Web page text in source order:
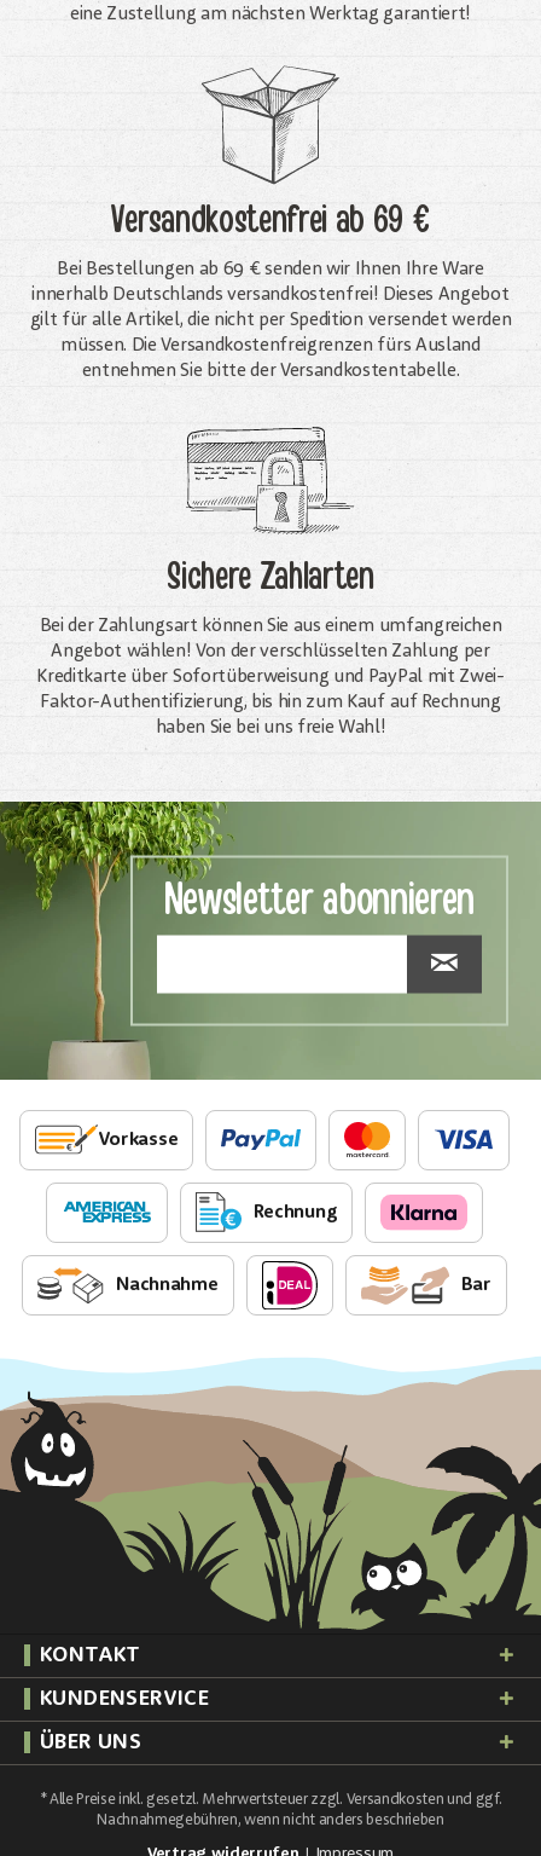
eine Zustellung am nächsten Werktag garantiert!
Versandkostenfreiab 69 €
Bei Bestellungen ab 69 € senden wir Ihnen Ihre Ware
innerhalb Deutschlands versandkostenfrei! Dieses Angebot
gilt für alle Artikel, die nicht per Spedition versendet werden
müssen. Die Versandkosten­freigrenzen fürs Ausland
entnehmen Sie bitte der Versandkostentabelle.
Sichere Zahlarten
Bei der Zahlungsart können Sie aus einem umfangreichen
Angebot wählen! Von der verschlüsselten Zahlung per
Kreditkarte über Sofortüberweisung und PayPal mit Zwei-
Faktor-Authentifizierung, bis hin zum Kauf auf Rechnung
haben Sie bei uns freie Wahl!
Newsletter abonnieren
Vorkasse
Rechnung
Nachnahme Bar
KONTAKT
KUNDENSERVICE
ÜBER UNS
* Alle Preise inkl. gesetzl. Mehrwertsteuer zzgl. Versandkosten und ggf.
Nachnahmegebühren, wenn nicht anders beschrieben